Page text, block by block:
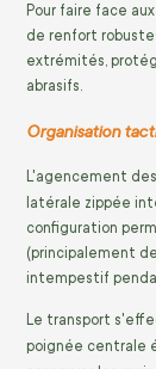
Pour faire face
de renfort
extrémités,
abrasifs.
Organisation
L'agencement
latérale zippée
configuration
(principalement
intempestif
Le transport
poignée centrale